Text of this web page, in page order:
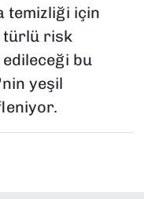
temizliği için
türlü risk
bu
yeşil